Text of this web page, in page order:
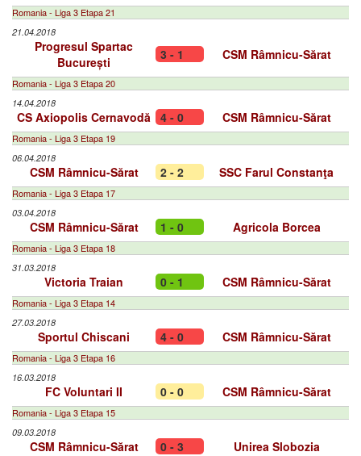
Romania - Liga 3 Etapa 21
21.04.2018
Progresul Spartac
București
3 - 1 CSM Râmnicu-Sărat
Romania - Liga 3 Etapa 20
14.04.2018
CS Axiopolis Cernavodă 4 - 0 CSM Râmnicu-Sărat
Romania - Liga 3 Etapa 19
06.04.2018
CSM Râmnicu-Sărat 2 - 2 SSC Farul Constanţa
Romania - Liga 3 Etapa 17
03.04.2018
CSM Râmnicu-Sărat 1 - 0 Agricola Borcea
Romania - Liga 3 Etapa 18
31.03.2018
Victoria Traian 0 - 1 CSM Râmnicu-Sărat
Romania - Liga 3 Etapa 14
27.03.2018
Sportul Chiscani 4 - 0 CSM Râmnicu-Sărat
Romania - Liga 3 Etapa 16
16.03.2018
FC Voluntari II 0 - 0 CSM Râmnicu-Sărat
Romania - Liga 3 Etapa 15
09.03.2018
CSM Râmnicu-Sărat 0 - 3 Unirea Slobozia